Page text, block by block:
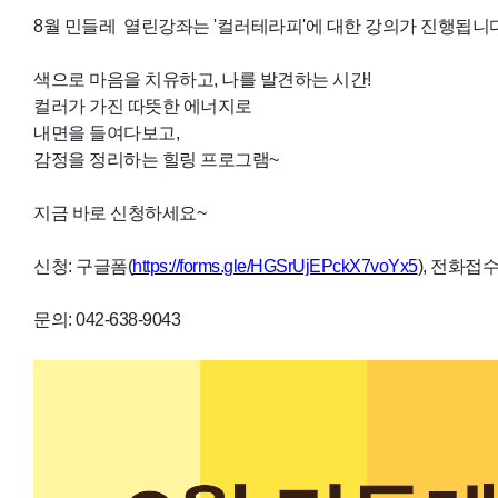
8월 민들레 열린강좌는 '컬러테라피'에 대한 강의가 진행됩니
색으로 마음을 치유하고, 나를 발견하는 시간!
컬러가 가진 따뜻한 에너지로
내면을 들여다보고,
감정을 정리하는 힐링 프로그램~
지금 바로 신청하세요~
신청: 구글폼(https://forms.gle/HGSrUjEPckX7voYx5), 전화접수
문의: 042-638-9043